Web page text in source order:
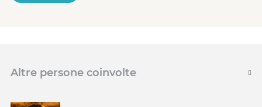
Altre persone coinvolte